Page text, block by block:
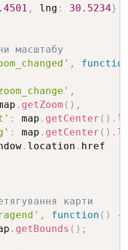
, lng : 30.5234}
масштабу
,
,
. getZoom ( ) ,
: map . getCenter ( ) .
: map . getCenter ( ) .
. location . href
карти
, function ( )
{
. getBounds ( ) ;